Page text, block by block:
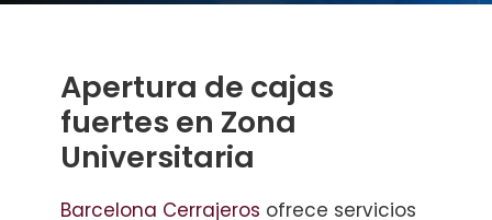
Apertura de cajas
fuertes en Zona
Universitaria
Barcelona Cerrajeros ofrece servicios